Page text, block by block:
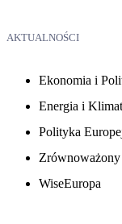
AKTUALNOŚCI
Ekonomia i
Energia i Klimat
Polityka
Zrównoważony
WiseEuropa